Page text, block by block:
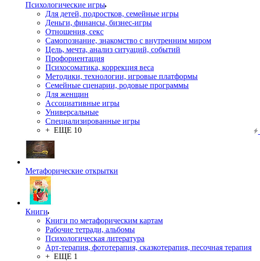
Психологические игры
Для детей, подростков, семейные игры
Деньги, финансы, бизнес-игры
Отношения, секс
Самопознание, знакомство с внутренним миром
Цель, мечта, анализ ситуаций, событий
Профориентация
Психосоматика, коррекция веса
Методики, технологии, игровые платформы
Семейные сценарии, родовые программы
Для женщин
Ассоциативные игры
Универсальные
Специализированные игры
+ ЕЩЕ 10
Метафорические открытки
Книги
Книги по метафорическим картам
Рабочие тетради, альбомы
Психологическая литература
Арт-терапия, фототерапия, сказкотерапия, песочная терапия
+ ЕЩЕ 1